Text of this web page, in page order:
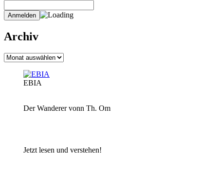
Archiv
Archiv
EBIA
Der Wanderer vonn Th. Om
Jetzt lesen und verstehen!